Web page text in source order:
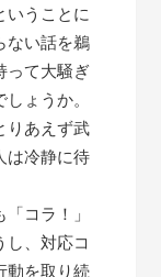
いうことに
ない話を鵜
って大騒ぎ
ょうか。
りあえず武
は冷静に待
コラ！」
し、対応コ
動を取り続